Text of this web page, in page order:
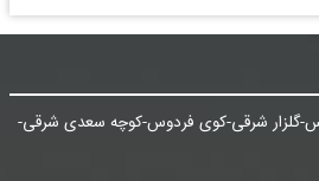
گلزار شرقی-کوی فردوس-کوچه سعدی شرقی-